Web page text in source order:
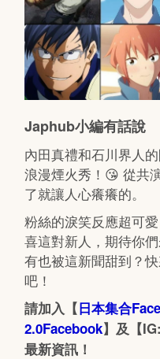
Japhub小編有話說
內田真禮和石川界人
浪漫煙火秀！😘 從共
了就讓人心癢癢的。
粉絲的淚笑反應超可
喜這對新人，期待你
有也被這新聞甜到？
吧！
請加入【日本集合
2.0Facebook】及【
最新資訊！